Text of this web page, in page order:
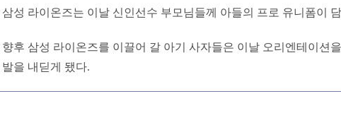
삼성 라이온즈는 이날 신인선수 부모님들께 아들의 프로 유니폼이
향후 삼성 라이온즈를 이끌어 갈 아기 사자들은 이날 오리엔테이션
발을 내딛게 됐다.